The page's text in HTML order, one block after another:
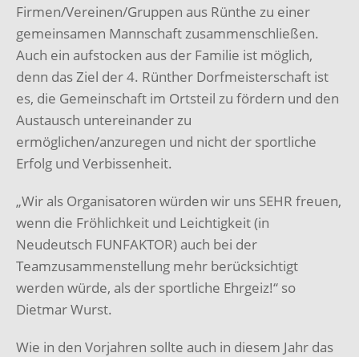
Firmen/Vereinen/Gruppen aus Rünthe zu einer
gemeinsamen Mannschaft zusammenschließen.
Auch ein aufstocken aus der Familie ist möglich,
denn das Ziel der 4. Rünther Dorfmeisterschaft ist
es, die Gemeinschaft im Ortsteil zu fördern und den
Austausch untereinander zu
ermöglichen/anzuregen und nicht der sportliche
Erfolg und Verbissenheit.
„Wir als Organisatoren würden wir uns SEHR freuen,
wenn die Fröhlichkeit und Leichtigkeit (in
Neudeutsch FUNFAKTOR) auch bei der
Teamzusammenstellung mehr berücksichtigt
werden würde, als der sportliche Ehrgeiz!“ so
Dietmar Wurst.
Wie in den Vorjahren sollte auch in diesem Jahr das